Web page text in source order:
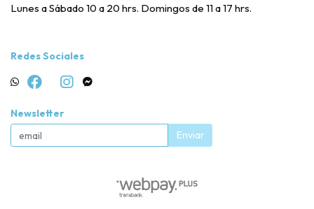
Lunes a Sábado 10 a 20 hrs. Domingos de 11 a 17 hrs.
Redes Sociales
Newsletter
Enviar